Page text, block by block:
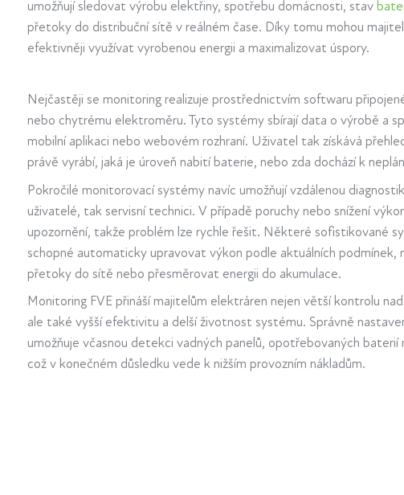
umožňují sledovat výrobu elektřiny, spotřebu domácnosti, stav
přetoky do distribuční sítě v reálném čase. Díky tomu mohou
efektivněji využívat vyrobenou energii a maximalizovat úspory.
Nejčastěji se monitoring realizuje prostřednictvím softwaru
nebo chytrému elektroměru. Tyto systémy sbírají data o výrobě a
mobilní aplikaci nebo webovém rozhraní. Uživatel tak získává
právě vyrábí, jaká je úroveň nabití baterie, nebo zda dochází k
Pokročilé monitorovací systémy navíc umožňují vzdálenou
uživatelé, tak servisní technici. V případě poruchy nebo snížení
upozornění, takže problém lze rychle řešit. Některé sofistikované
schopné automaticky upravovat výkon podle aktuálních podmínek,
přetoky do sítě nebo přesměrovat energii do akumulace.
Monitoring FVE přináší majitelům elektráren nejen větší kontrolu
ale také vyšší efektivitu a delší životnost systému. Správně
umožňuje včasnou detekci vadných panelů, opotřebovaných baterií
což v konečném důsledku vede k nižším provozním nákladům.